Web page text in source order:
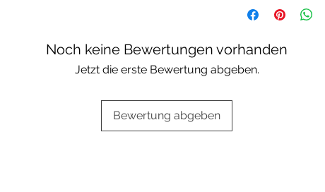
Escolha a sua
Noch keine Bewertungen vorhanden
Jetzt die erste Bewertung abgeben.
Bewertung abgeben